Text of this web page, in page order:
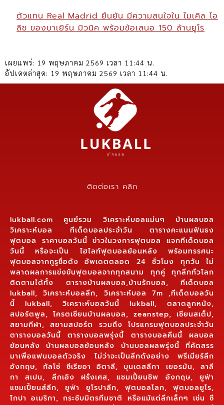
ตัวแทน Real Madrid ยืนยัน มีความสนใจใน ไมเคิล โอ
ลิซ ของบาเยิร์น มิวนิค พร้อมข้อเสนอ 150 ล้านยูโร
เผยแพร่: 19 พฤษภาคม 2569 เวลา 11:44 น.
อัปเดตล่าสุด: 19 พฤษภาคม 2569 เวลา 11:44 น.
ติดต่อเรา คลิก
lukball.com ศูนย์รวม วิเคราะห์บอลแม่นๆ บ้านผลบอล
วิเคราะห์บอล ทีเด็ดบอลประจำวัน ตารางคะแนนฟันธง
ฟุตบอล ราคาบอลวันนี้ ข่าวในวงการฟุตบอล แจกทีเด็ดบอล
วันนี้ หรือจะเป็น ไฮไลท์ฟุตบอลย้อนหลัง พร้อมทรรศนะ
ฟุตบอลจากกูรูชื่อดัง อัพเดตตลอด 24 ชั่วโมง ทุกวัน ไม่
พลาดผลการแข่งขันฟุตบอลจากทุกสนาม ทุกคู่ ทุกลีกทั่วโลก
ติดตามได้ทั้ง ตารางบ้านผลบอล,บ้านรักบอล, ทีเด็ดบอล
lukball, วิเคราะห์บอลลีก, วิเคราะห์บอล 7m ,ทีเด็ดบอลวัน
นี้ lukball, วิเคราะห์บอลวันนี้ lukball, ตลาดลูกหนัง,
สปอร์ตพูล, โครตเซียนบ้านผลบอล, zeanstep, เซียนสเต็ป,
สยามกีฬา, สยามสปอร์ต รวมถึง โปรแกรมฟุตบอลประจำวัน
ตารางบอลวันนี้ ตารางบอลพรุ่งนี้ ตารางบอลคืนนี้ ผลบอล
ย้อนหลัง บ้านผลบอลย้อนหลัง บ้านบอลผลพรุ่งนี้ ที่คัดสรร
มาเพื่อแฟนบอลตัวจริง ไม่ว่าจะเป็นลีกดังอย่าง พรีเมียร์ลีก
อังกฤษ, กัลโช่ ซีเรียอา อิตาลี, บุนเดสลีกา เยอรมัน, ลาลี
กา สเปน, ลีกเอิง ฝรั่งเศส, แชมเปี้ยนชิพ อังกฤษ, ยูฟ่า
แชมเปี้ยนส์ลีก, ยูฟ่า ยูโรปาลีก, ฟุตบอลโลก, ฟุตบอลยูโร,
โกปา อเมริกา, กระชับมิตรทีมชาติ หรือแม้แต่ลีกเล็กๆ เช่น ซี